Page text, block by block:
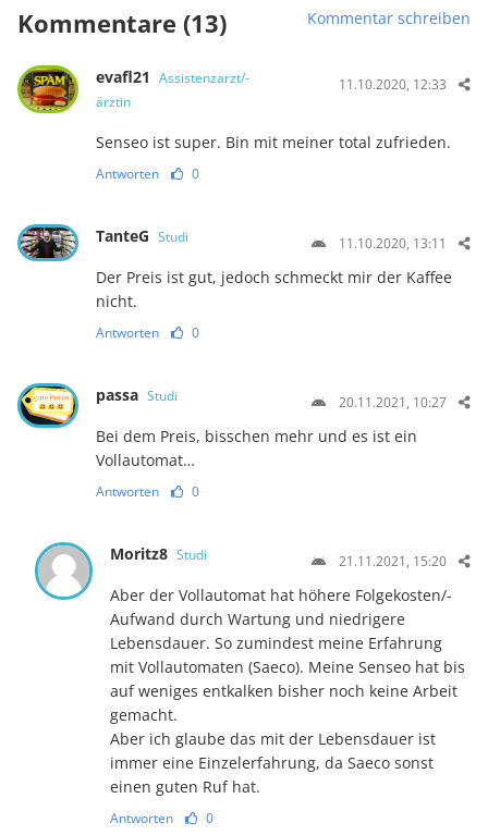
Kommentare (13) Kommentar schreiben
evafl21 Assistenzarzt/-
ärztin
11.10.2020, 12:33
Senseo ist super. Bin mit meiner total zufrieden.
Antworten 0
TanteG Studi 11.10.2020, 13:11
Der Preis ist gut, jedoch schmeckt mir der Kaffee
nicht.
Antworten 0
passa Studi 20.11.2021, 10:27
Bei dem Preis, bisschen mehr und es ist ein
Vollautomat…
Antworten 0
Moritz8 Studi 21.11.2021, 15:20
Aber der Vollautomat hat höhere Folgekosten/-
Aufwand durch Wartung und niedrigere
Lebensdauer. So zumindest meine Erfahrung
mit Vollautomaten (Saeco). Meine Senseo hat bis
auf weniges entkalken bisher noch keine Arbeit
gemacht.
Aber ich glaube das mit der Lebensdauer ist
immer eine Einzelerfahrung, da Saeco sonst
einen guten Ruf hat.
Antworten 0